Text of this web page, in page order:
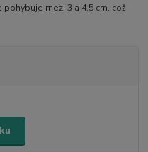
mezi 3 a 4,5 cm, což